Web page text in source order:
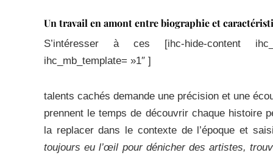
Un travail en amont entre biographie et
S’intéresser à ces [ihc-hide-content
ihc_mb_template= »1″ ]
talents cachés demande une précision et une
prennent le temps de découvrir chaque histoire
la replacer dans le contexte de l’époque et
toujours eu l’œil pour dénicher des artistes,